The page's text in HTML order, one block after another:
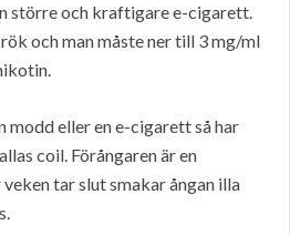
större och kraftigare e-cigarett.
och man måste ner till 3 mg/ml
modd eller en e-cigarett så har
coil. Förångaren är en
tar slut smakar ångan illa